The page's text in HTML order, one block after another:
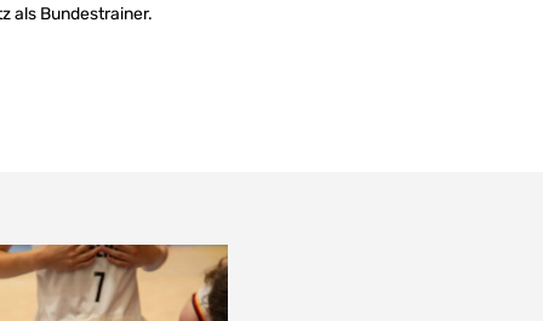
als Bundestrainer.